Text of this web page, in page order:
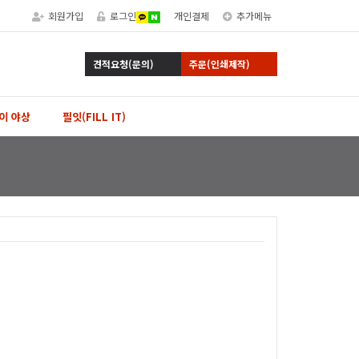
회원가입 로그인 개인결제 추가메뉴
견적요청(문의) 주문(인쇄제작)
야상 필잇(FILL IT)